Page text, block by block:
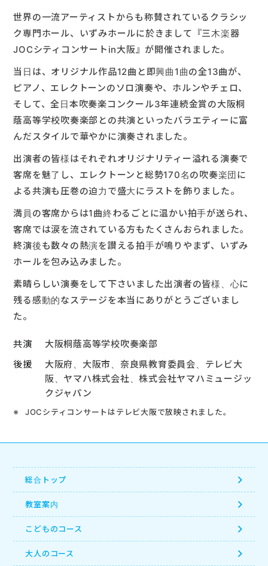
世界の一流アーティストからも称賛されているクラシッ
ク専門ホール、いずみホールに於きまして『三木楽器
JOCシティコンサートin大阪』が開催されました。
当日は、オリジナル作品12曲と即興曲1曲の全13曲が、
ピアノ、エレクトーンのソロ演奏や、ホルンやチェロ、
そして、全日本吹奏楽コンクール3年連続金賞の大阪桐
蔭高等学校吹奏楽部との共演といったバラエティーに富
んだスタイルで華やかに演奏されました。
出演者の皆様はそれぞれオリジナリティー溢れる演奏で
客席を魅了し、エレクトーンと総勢170名の吹奏楽団に
よる共演も圧巻の迫力で盛大にラストを飾りました。
満員の客席からは1曲終わるごとに温かい拍手が送られ、
客席では涙を流されている方もたくさんおられました。
終演後も数々の熱演を讃える拍手が鳴りやまず、いずみ
ホールを包み込みました。
素晴らしい演奏をして下さいました出演者の皆様、心に
残る感動的なステージを本当にありがとうございまし
た。
大阪桐蔭高等学校吹奏楽部
大阪府、大阪市、奈良県教育委員会、テレビ大
阪、ヤマハ株式会社、株式会社ヤマハミュージッ
クジャパン
JOCシティコンサートはテレビ大阪で放映されました。
総合トップ
教室案内
こどものコース
大人のコース